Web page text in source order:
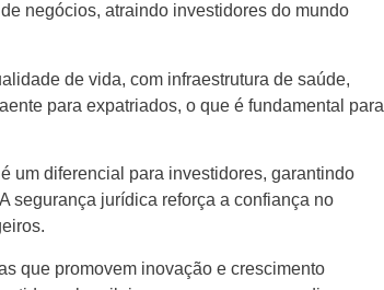
negócios, atraindo investidores do mundo
de vida, com infraestrutura de saúde,
para expatriados, o que é fundamental para
um diferencial para investidores, garantindo
segurança jurídica reforça a confiança no
que promovem inovação e crescimento